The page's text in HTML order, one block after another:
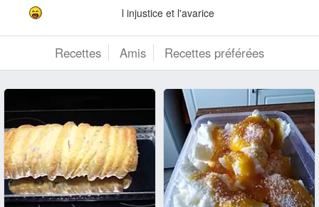
l injustice et l'avarice
Recettes Amis Recettes préférées